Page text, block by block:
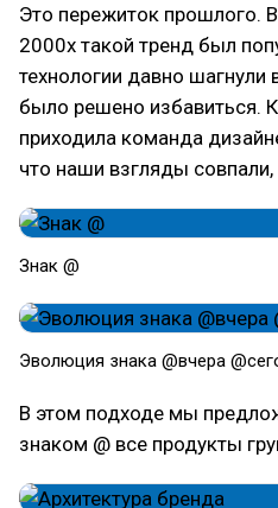
Это пережиток прошлого.
2000х такой тренд был
технологии давно шагнули
было решено избавиться.
приходила команда
что наши взгляды
Знак @
Эволюция знака @вчера
В этом подходе мы
знаком @ все продукты